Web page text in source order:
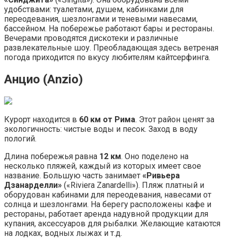
удобствами: туалетами, душем, кабинками для
переодевания, шезлонгами и теневыми навесами,
бассейном. На побережье работают бары и рестораны.
Вечерами проводятся дискотеки и различные
развлекательные шоу. Преобладающая здесь ветреная
погода приходится по вкусу любителям кайтсерфинга.
Анцио (Anzio)
Курорт находится в 60 км от Рима. Этот район ценят за
экологичность: чистые воды и песок. Заход в воду
пологий.
Длина побережья равна 12 км. Оно поделено на
несколько пляжей, каждый из которых имеет свое
название. Большую часть занимает «Ривьера
Дзанарделли» («Riviera Zanardelli»). Пляж платный и
оборудован кабинами для переодевания, навесами от
солнца и шезлонгами. На берегу расположены кафе и
рестораны, работает аренда надувной продукции для
купания, аксессуаров для рыбалки. Желающие катаются
на лодках, водных лыжах и т.д.